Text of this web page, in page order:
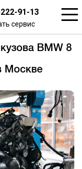
91-13
сервис
BMW 8
Москве